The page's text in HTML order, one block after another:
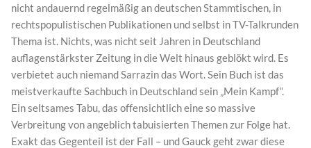
nicht andauernd regelmäßig an deutschen Stammtischen, in
rechtspopulistischen Publikationen und selbst in TV-Talkrunden
Thema ist. Nichts, was nicht seit Jahren in Deutschland
auflagenstärkster Zeitung in die Welt hinaus geblökt wird. Es
verbietet auch niemand Sarrazin das Wort. Sein Buch ist das
meistverkaufte Sachbuch in Deutschland sein „Mein Kampf“.
Ein seltsames Tabu, das offensichtlich eine so massive
Verbreitung von angeblich tabuisierten Themen zur Folge hat.
Exakt das Gegenteil ist der Fall – und Gauck geht zwar diese